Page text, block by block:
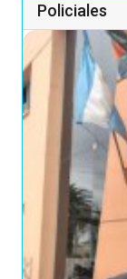
Policiales